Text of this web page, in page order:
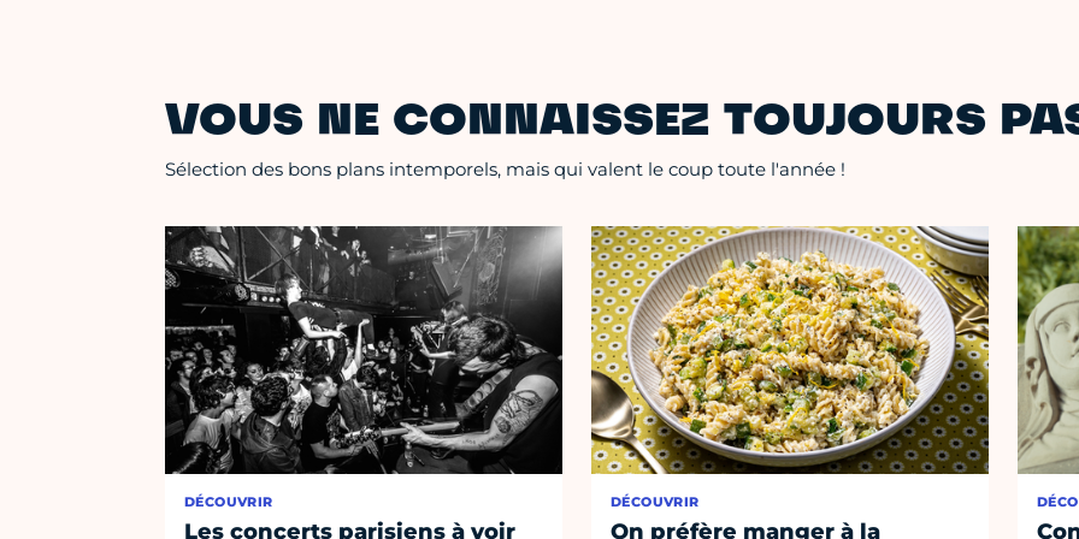
VOUS NE CONNAISSEZ TOUJOURS
Sélection des bons plans intemporels, mais qui valent le coup toute l'année !
DÉCOUVRIR
Les concerts parisiens à voir
DÉCOUVRIR
On préfère manger à la